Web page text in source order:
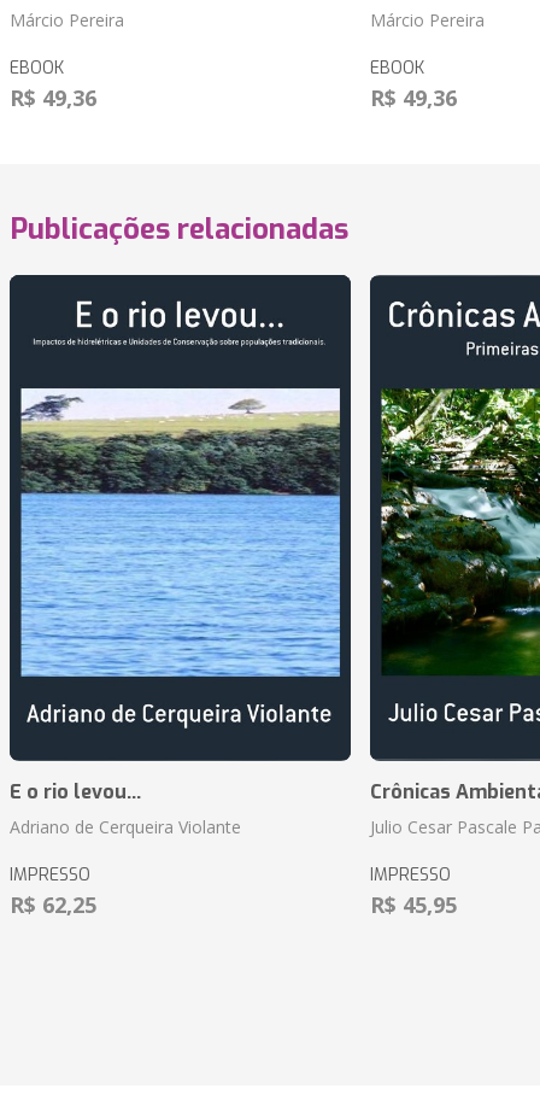
Márcio Pereira
EBOOK
R$ 49,36
Márcio Pereira
EBOOK
R$ 49,36
Publicações relacionadas
E o rio levou...
Adriano de Cerqueira Violante
IMPRESSO
R$ 62,25
Crônicas
Julio Cesar Pascale
IMPRESSO
R$ 45,95